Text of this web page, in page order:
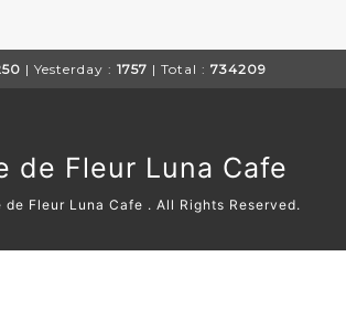
| Yesterday : 1757 | Total : 734209
de Fleur Luna Cafe
de Fleur Luna Cafe . All Rights Reserved.